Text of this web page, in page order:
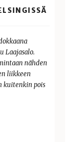
Laajasalo.
nähden
liikkeen
kuitenkin pois